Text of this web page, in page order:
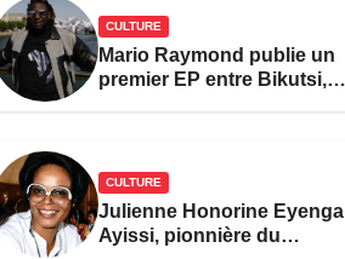
CULTURE
Mario Raymond publie un
premier EP entre Bikutsi,
CULTURE
Julienne Honorine Eyenga
Ayissi, pionnière du